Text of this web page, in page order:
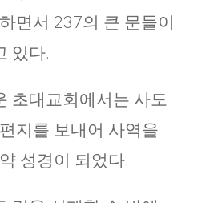
면서 237의 큰 문들이
있다.
초대교회에서는 사도
지를 보내어 사역을
성경이 되었다.